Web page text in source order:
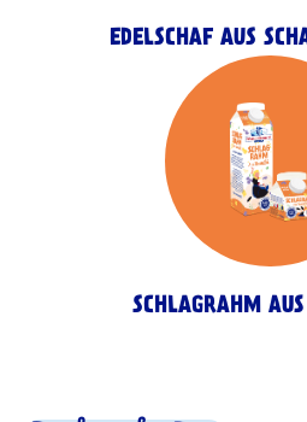
EDELSCHAF AUS
SCHLAGRAHM